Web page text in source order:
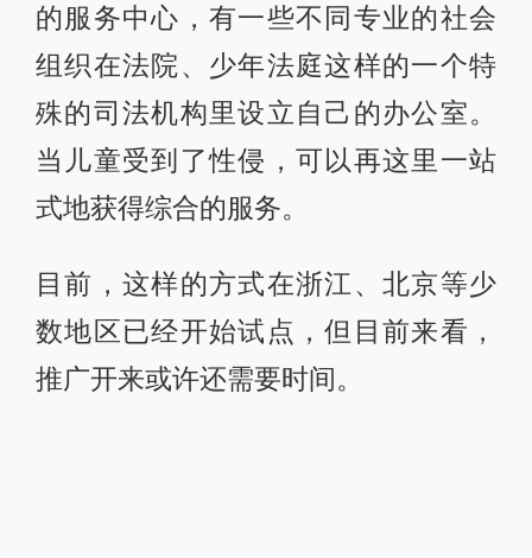
的服务中心，有一些不同专业的社会
组织在法院、少年法庭这样的一个特
殊的司法机构里设立自己的办公室。
当儿童受到了性侵，可以再这里一站
式地获得综合的服务。
目前，这样的方式在浙江、北京等少
数地区已经开始试点，但目前来看，
推广开来或许还需要时间。